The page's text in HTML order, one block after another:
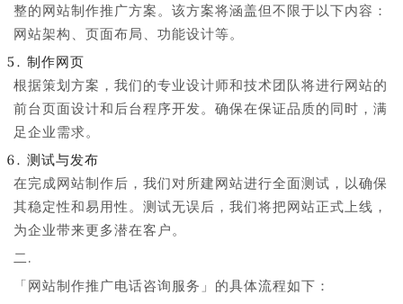
整的网站制作推广方案。该方案将涵盖但不限于以下内容：
网站架构、页面布局、功能设计等。
制作网页
根据策划方案，我们的专业设计师和技术团队将进行网站的
前台页面设计和后台程序开发。确保在保证品质的同时，满
足企业需求。
测试与发布
在完成网站制作后，我们对所建网站进行全面测试，以确保
其稳定性和易用性。测试无误后，我们将把网站正式上线，
为企业带来更多潜在客户。
二.
「网站制作推广电话咨询服务」的具体流程如下：